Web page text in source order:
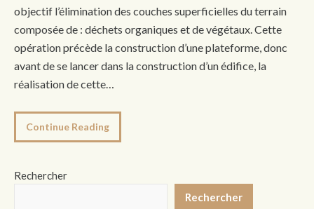
objectif l’élimination des couches superficielles du terrain
composée de : déchets organiques et de végétaux. Cette
opération précède la construction d’une plateforme, donc
avant de se lancer dans la construction d’un édifice, la
réalisation de cette…
Continue Reading
Rechercher
Rechercher